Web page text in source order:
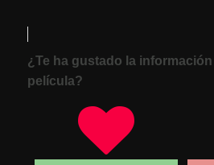
¿Te ha gustado la
película?